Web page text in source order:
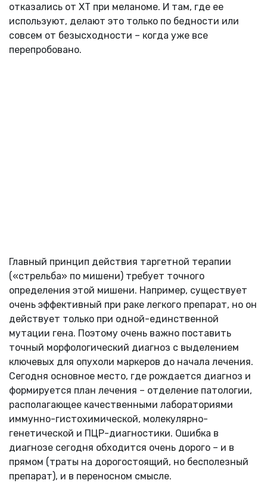
отказались от ХТ при меланоме. И там, где ее
используют, делают это только по бедности или
совсем от безысходности – когда уже все
перепробовано.
Главный принцип действия таргетной терапии
(«стрельба» по мишени) требует точного
определения этой мишени. Например, существует
очень эффективный при раке легкого препарат, но он
действует только при одной-единственной
мутации гена. Поэтому очень важно поставить
точный морфологический диагноз с выделением
ключевых для опухоли маркеров до начала лечения.
Сегодня основное место, где рождается диагноз и
формируется план лечения – отделение патологии,
располагающее качественными лабораториями
иммунно-гистохимической, молекулярно-
генетической и ПЦР-диагностики. Ошибка в
диагнозе сегодня обходится очень дорого – и в
прямом (траты на дорогостоящий, но бесполезный
препарат), и в переносном смысле.